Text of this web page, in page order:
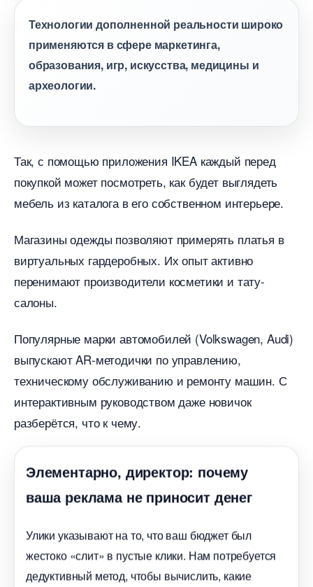
Технологии дополненной реальности широко
применяются в сфере маркетинга,
образования, игр, искусства, медицины и
археологии.
Так, с помощью приложения IKEA каждый перед
покупкой может посмотреть, как будет выглядеть
мебель из каталога в его собственном интерьере.
Магазины одежды позволяют примерять платья
иртуальных гардеробных. Их опыт активно
перенимают производители косметики и тату-
салоны.
Популярные марки автомобилей (Volkswagen, Audi)
ыпускают AR-методички по управлению,
техническому обслуживанию и ремонту машин. С
интерактивным руководством даже новичок
разберётся, что к чему.
Элементарно, директор: почему
аша реклама не приносит дене
Улики указывают на то, что ваш бюджет был
жестоко «слит» в пустые клики. Нам потребуется
дедуктивный метод, чтобы вычислить, какие